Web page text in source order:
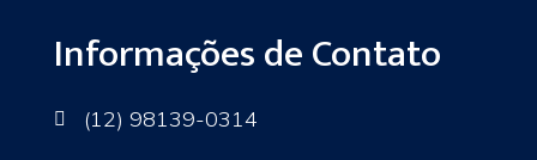
Informações de Contato
 (12) 98139-0314